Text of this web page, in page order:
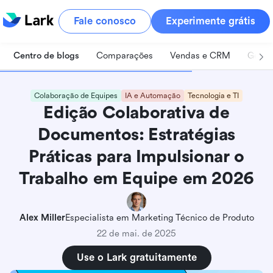
Fale conosco Experimente grátis
Centro de blogs Comparações Vendas e CRM
Colaboração de Equipes IA e Automação Tecnologia e TI
Edição Colaborativa de
Documentos: Estratégias
Práticas para Impulsionar o
Trabalho em Equipe em 2026
Alex MillerEspecialista em Marketing Técnico de Produto
22 de mai. de 2025
Use o Lark gratuitamente